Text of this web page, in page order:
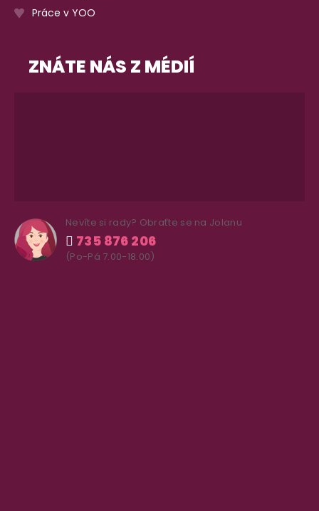
Práce v YOO
ZNÁTE NÁS Z MÉDIÍ
Nevíte si rady? Obraťte se na Jolanu
735 876 206
(Po-Pá 7.00-18.00)